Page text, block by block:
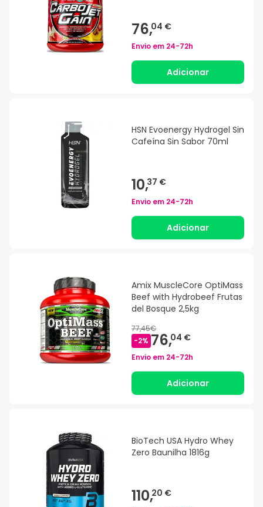
76,04 €
Envio em 24-72h
Adicionar
HSN Evoenergy Hydrogel Sin
Cafeína Sin Sabor 70ml
10,37 €
Envio em 24-72h
Adicionar
Amix MuscleCore OptiMass
Beef with Hydrobeef Frutas
del Bosque 2,5kg
77,45€
-2% 76,04 €
Envio em 24-72h
Adicionar
BioTech USA Hydro Whey
Zero Baunilha 1816g
110,20 €